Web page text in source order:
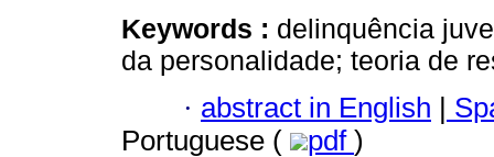
Keywords : delinquência
da personalidade; teoria de
· abstract in English |
Portuguese (
pdf )